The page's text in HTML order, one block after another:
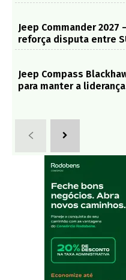
Jeep Commander
reforça disputa entre
Jeep Compass
para manter a liderança